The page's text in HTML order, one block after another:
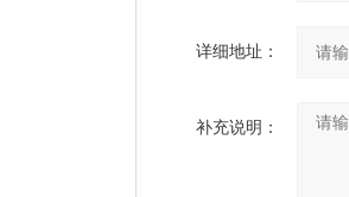
详细地址：
补充说明：